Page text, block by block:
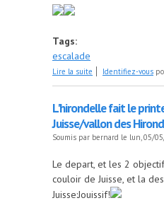
Tags:
escalade
Lire la suite de GMA-Kalymnos
Identifiez-vous
L'hirondelle fait le
Juisse/vallon des
Soumis par bernard le lun, 05/
Le depart, et les 2
couloir de Juisse, et la
Juisse:Jouissif!